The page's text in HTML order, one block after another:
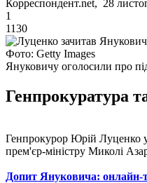
Корреспондент.net, 28
1
1130
Фото: Getty Images
Януковичу оголосили про
Генпрокуратура
Генпрокурор Юрій Луценко
прем'єр-міністру Миколі
Допит Януковича: онлайн-